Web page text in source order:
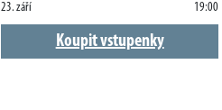
23. září 19:00
Koupit vstupenky